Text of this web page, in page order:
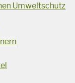
Umweltschutz